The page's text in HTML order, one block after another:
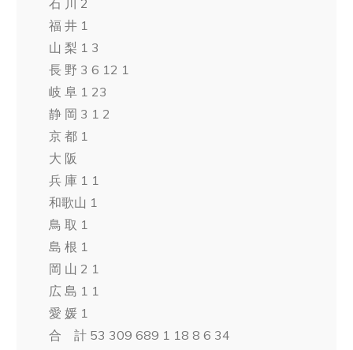
石 川 2
福 井 1
山 梨 1 3
長 野 3 6 12 1
岐 阜 1 23
静 岡 3 1 2
京 都 1
大 阪
兵 庫 1 1
和歌山 1
鳥 取 1
島 根 1
岡 山 2 1
広 島 1 1
愛 媛 1
合 計 53 309 689 1 18 8 6 34